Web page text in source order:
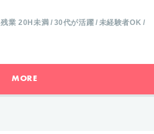
残業 20H未満 30代が活躍
未経験者OK
MORE